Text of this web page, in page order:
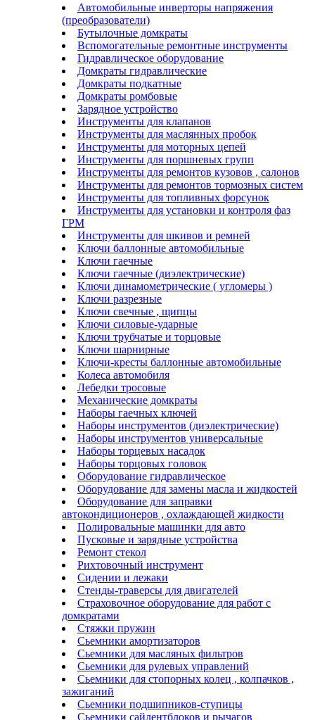
Автомобильные инверторы напряжения
(преобразователи)
Бутылочные домкраты
Вспомогательные ремонтные инструменты
Гидравлическое оборудование
Домкраты гидравлические
Домкраты подкатные
Домкраты ромбовые
Зарядное устройство
Инструменты для клапанов
Инструменты для маслянных пробок
Инструменты для моторных цепей
Инструменты для поршневых групп
Инструменты для ремонтов кузовов , салонов
Инструменты для ремонтов тормозных систем
Инструменты для топливных форсунок
Инструменты для установки и контроля фаз
ГРМ
Инструменты для шкивов и ремней
Ключи баллонные автомобильные
Ключи гаечные
Ключи гаечные (диэлектрические)
Ключи динамометрические ( угломеры )
Ключи разрезные
Ключи свечные , щипцы
Ключи силовые-ударные
Ключи трубчатые и торцовые
Ключи шарнирные
Ключи-кресты баллонные автомобильные
Колеса автомобиля
Лебедки тросовые
Механические домкраты
Наборы гаечных ключей
Наборы инструментов (диэлектрические)
Наборы инструментов универсальные
Наборы торцевых насадок
Наборы торцовых головок
Оборудование гидравлическое
Оборудование для замены масла и жидкостей
Оборудование для заправки
автокондиционеров , охлаждающей жидкости
Полировальные машинки для авто
Пусковые и зарядные устройства
Ремонт стекол
Рихтовочный инструмент
Сидении и лежаки
Стенды-траверсы для двигателей
Страховочное оборудование для работ с
домкратами
Стяжки пружин
Сьемники амортизаторов
Сьемники для масляных фильтров
Сьемники для рулевых управлений
Сьемники для стопорных колец , колпачков ,
зажиганий
Сьемники подшипников-ступицы
Сьемники сайлентблоков и рычагов